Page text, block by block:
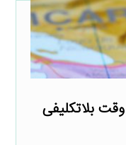
بلاتکلیفی